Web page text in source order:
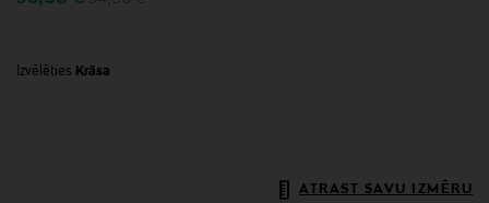
Izvēlēties Krāsa
ATRAST SAVU IZMĒRU